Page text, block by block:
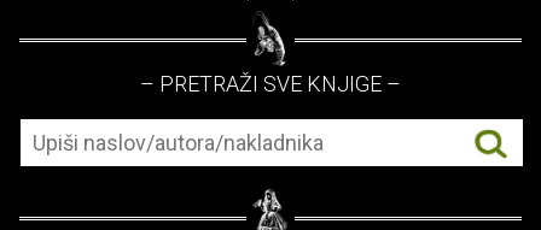
– PRETRAŽI SVE KNJIGE –